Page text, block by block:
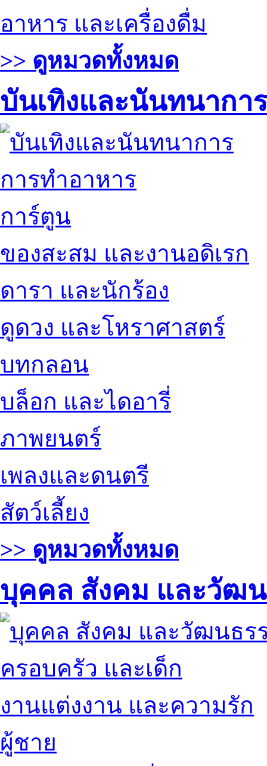
อาหาร และเครื่องดื่ม
>> ดูหมวดทั้งหมด
บันเทิงและนันทนาการ
การทำอาหาร
การ์ตูน
ของสะสม และงานอดิเรก
ดารา และนักร้อง
ดูดวง และโหราศาสตร์
บทกลอน
บล็อก และไดอารี่
ภาพยนตร์
เพลงและดนตรี
สัตว์เลี้ยง
>> ดูหมวดทั้งหมด
บุคคล สังคม และวัฒ
ครอบครัว และเด็ก
งานแต่งงาน และความรัก
ผู้ชาย